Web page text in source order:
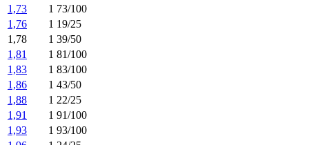
1,73
1 73/100
1,76
1 19/25
1,78
1 39/50
1,81
1 81/100
1,83
1 83/100
1,86
1 43/50
1,88
1 22/25
1,91
1 91/100
1,93
1 93/100